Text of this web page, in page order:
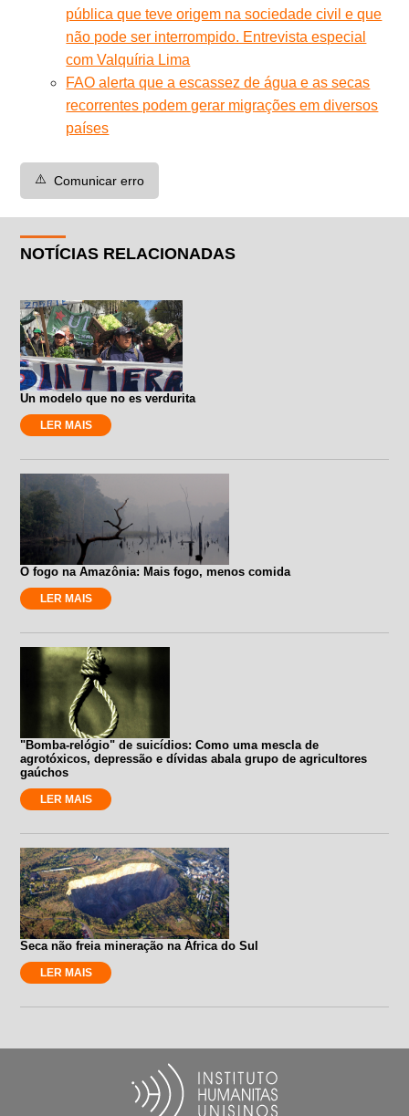
pública que teve origem na sociedade civil e que
não pode ser interrompido. Entrevista especial
com Valquíria Lima
FAO alerta que a escassez de água e as secas
recorrentes podem gerar migrações em diversos
países
⚠️ Comunicar erro
NOTÍCIAS RELACIONADAS
Un modelo que no es verdurita
LER MAIS
O fogo na Amazônia: Mais fogo, menos comida
LER MAIS
"Bomba-relógio" de suicídios: Como uma mescla de
agrotóxicos, depressão e dívidas abala grupo de agricultores
gaúchos
LER MAIS
Seca não freia mineração na África do Sul
LER MAIS